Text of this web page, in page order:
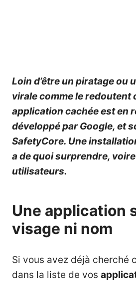
Loin d’être un piratage ou
virale comme le redoutent
application cachée est en
développé par Google, et
SafetyCore. Une
a de quoi surprendre,
utilisateurs.
Une application
visage ni nom
Si vous avez déjà cherché
dans la liste de vos